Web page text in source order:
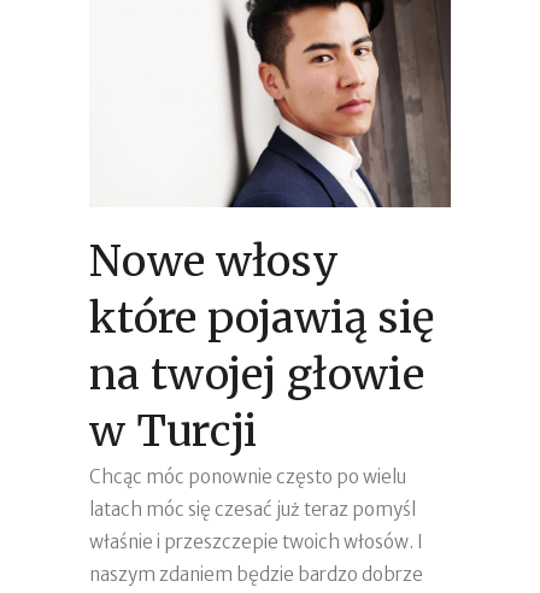
Nowe włosy
które pojawią się
na twojej głowie
w Turcji
Chcąc móc ponownie często po wielu
latach móc się czesać już teraz pomyśl
właśnie i przeszczepie twoich włosów. I
naszym zdaniem będzie bardzo dobrze